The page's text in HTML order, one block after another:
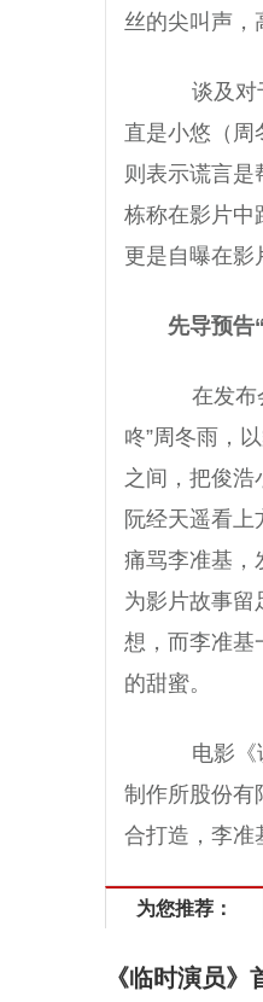
丝的尖叫声，
谈及对
直是小悠（周
则表示谎言
栋称在影片中
更是自曝在影
先导预告
在发布
咚”周冬雨，
之间，把俊浩
阮经天遥看上
痛骂李准基，
为影片故事留
想，而李准基
的甜蜜。
电影《
制作所股份有
合打造，李准
为您推荐：
《临时演员